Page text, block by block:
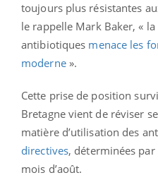
toujours plus résistantes
le rappelle Mark Baker, «
antibiotiques menace les
moderne».
Cette prise de position
Bretagne vient de réviser
matière d’utilisation des
directives, déterminées par
mois d’août.